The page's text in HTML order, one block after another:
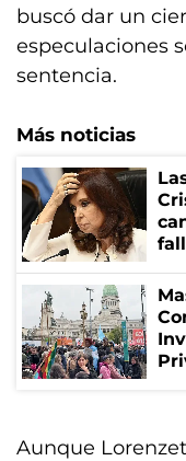
buscó dar un
especulaciones
sentencia.
Más noticias
Aunque